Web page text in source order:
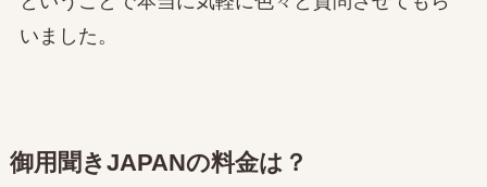
いました。
御用聞きJAPANの料金は？